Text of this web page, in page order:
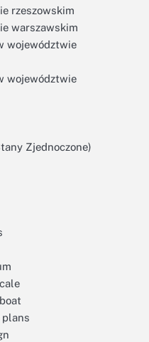
rzeszowskim
warszawskim
województwie
województwie
Zjednoczone)